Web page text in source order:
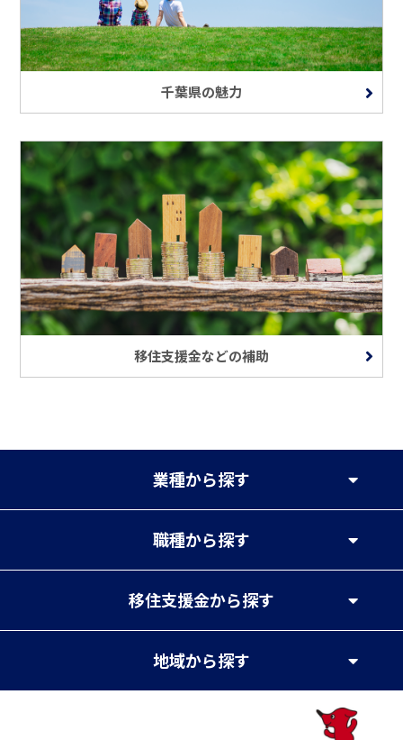
千葉県の魅力
移住支援金などの補助
業種から探す
職種から探す
移住支援金から探す
地域から探す